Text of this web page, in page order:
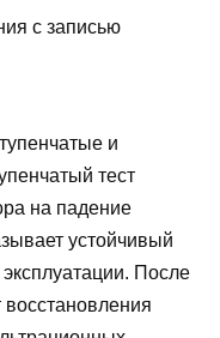
с записью
и
тест
на падение
устойчивый
После
восстановления